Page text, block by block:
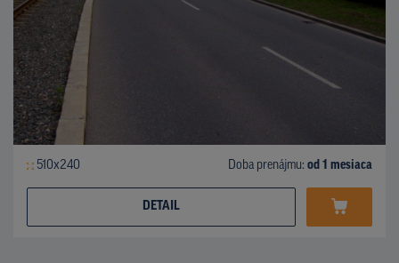
510x240 Doba prenájmu: od 1 mesiaca
DETAIL